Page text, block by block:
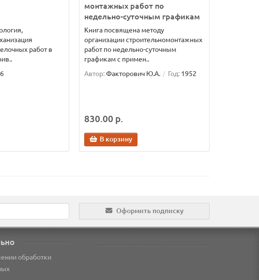
работ в
монтажных работ по
недельно-суточным графикам
Книга посвящена методу
организации строительномонтажных
работ по недельно-суточным
графикам с примен..
Автор:Факторович Ю.А. Год: 1952
830.00 р.
В корзину
Оформить подписку
обработки